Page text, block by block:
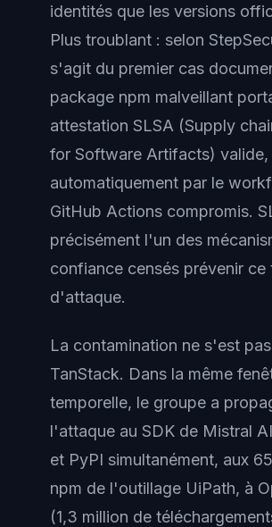
identités que les versions
Plus troublant : selon
s'agit du premier cas
package npm malveillant
attestation SLSA (Supply
for Software Artifacts) valide,
automatiquement par le
GitHub Actions compromis.
précisément l'un des
confiance censés prévenir ce
d'attaque.
La contamination ne s'est
TanStack. Dans la même
temporelle, le groupe a
l'attaque au SDK de Mistral
et PyPI simultanément, aux
npm de l'outillage UiPath, à
(1,3 million de